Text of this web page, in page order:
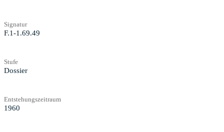
Signatur
F.1-1.69.49
Stufe
Dossier
Entstehungszeitraum
1960